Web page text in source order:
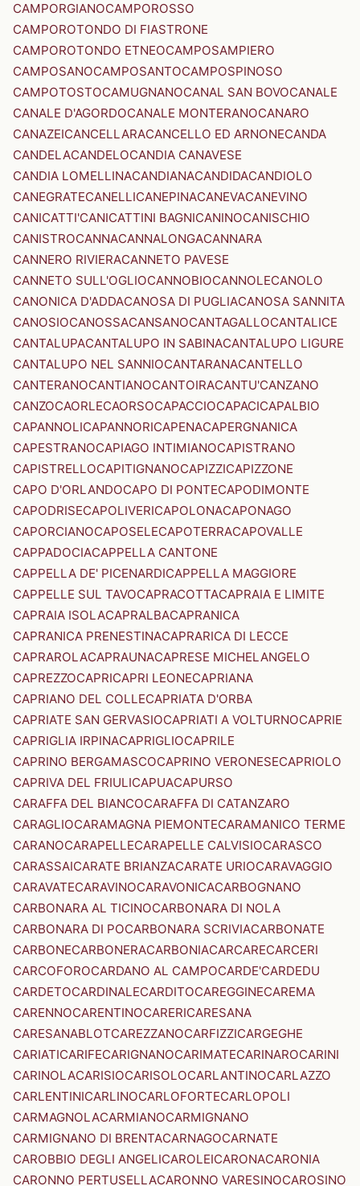
CAMPORGIANOCAMPOROSSO
CAMPOROTONDO DI FIASTRONE
CAMPOROTONDO ETNEOCAMPOSAMPIERO
CAMPOSANOCAMPOSANTOCAMPOSPINOSO
CAMPOTOSTOCAMUGNANOCANAL SAN BOVOCANALE
CANALE D'AGORDOCANALE MONTERANOCANARO
CANAZEICANCELLARACANCELLO ED ARNONECANDA
CANDELACANDELOCANDIA CANAVESE
CANDIA LOMELLINACANDIANACANDIDACANDIOLO
CANEGRATECANELLICANEPINACANEVACANEVINO
CANICATTI'CANICATTINI BAGNICANINOCANISCHIO
CANISTROCANNACANNALONGACANNARA
CANNERO RIVIERACANNETO PAVESE
CANNETO SULL'OGLIOCANNOBIOCANNOLECANOLO
CANONICA D'ADDACANOSA DI PUGLIACANOSA SANNITA
CANOSIOCANOSSACANSANOCANTAGALLOCANTALICE
CANTALUPACANTALUPO IN SABINACANTALUPO LIGURE
CANTALUPO NEL SANNIOCANTARANACANTELLO
CANTERANOCANTIANOCANTOIRACANTU'CANZANO
CANZOCAORLECAORSOCAPACCIOCAPACICAPALBIO
CAPANNOLICAPANNORICAPENACAPERGNANICA
CAPESTRANOCAPIAGO INTIMIANOCAPISTRANO
CAPISTRELLOCAPITIGNANOCAPIZZICAPIZZONE
CAPO D'ORLANDOCAPO DI PONTECAPODIMONTE
CAPODRISECAPOLIVERICAPOLONACAPONAGO
CAPORCIANOCAPOSELECAPOTERRACAPOVALLE
CAPPADOCIACAPPELLA CANTONE
CAPPELLA DE' PICENARDICAPPELLA MAGGIORE
CAPPELLE SUL TAVOCAPRACOTTACAPRAIA E LIMITE
CAPRAIA ISOLACAPRALBACAPRANICA
CAPRANICA PRENESTINACAPRARICA DI LECCE
CAPRAROLACAPRAUNACAPRESE MICHELANGELO
CAPREZZOCAPRICAPRI LEONECAPRIANA
CAPRIANO DEL COLLECAPRIATA D'ORBA
CAPRIATE SAN GERVASIOCAPRIATI A VOLTURNOCAPRIE
CAPRIGLIA IRPINACAPRIGLIOCAPRILE
CAPRINO BERGAMASCOCAPRINO VERONESECAPRIOLO
CAPRIVA DEL FRIULICAPUACAPURSO
CARAFFA DEL BIANCOCARAFFA DI CATANZARO
CARAGLIOCARAMAGNA PIEMONTECARAMANICO TERME
CARANOCARAPELLECARAPELLE CALVISIOCARASCO
CARASSAICARATE BRIANZACARATE URIOCARAVAGGIO
CARAVATECARAVINOCARAVONICACARBOGNANO
CARBONARA AL TICINOCARBONARA DI NOLA
CARBONARA DI POCARBONARA SCRIVIACARBONATE
CARBONECARBONERACARBONIACARCARECARCERI
CARCOFOROCARDANO AL CAMPOCARDE'CARDEDU
CARDETOCARDINALECARDITOCAREGGINECAREMA
CARENNOCARENTINOCARERICARESANA
CARESANABLOTCAREZZANOCARFIZZICARGEGHE
CARIATICARIFECARIGNANOCARIMATECARINAROCARINI
CARINOLACARISIOCARISOLOCARLANTINOCARLAZZO
CARLENTINICARLINOCARLOFORTECARLOPOLI
CARMAGNOLACARMIANOCARMIGNANO
CARMIGNANO DI BRENTACARNAGOCARNATE
CAROBBIO DEGLI ANGELICAROLEICARONACARONIA
CARONNO PERTUSELLACARONNO VARESINOCAROSINO